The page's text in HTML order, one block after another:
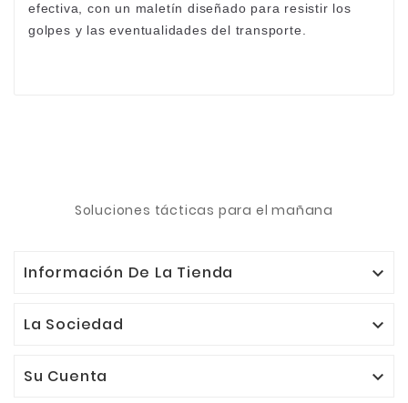
efectiva, con un maletín diseñado para resistir los
golpes y las eventualidades del transporte.
Soluciones tácticas para el mañana
Información De La Tienda 
La Sociedad 
Su Cuenta 